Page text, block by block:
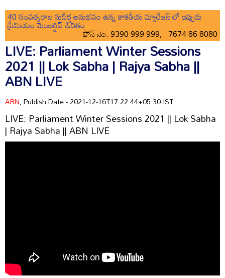
40 సంవత్సరాల సుదీర్ఘ అనుభవం ఉన్న కాకతీయ మ్యారేజస్ లో ఇప్పుడు
ప్రీమియం మెంబర్షిప్ ఉచితం
ఫోన్ నెం: 9390 999 999, 7674 86 8080
LIVE: Parliament Winter Sessions
2021 || Lok Sabha | Rajya Sabha ||
ABN LIVE
ABN, Publish Date - 2021-12-16T17:22:44+05:30 IST
LIVE: Parliament Winter Sessions 2021 || Lok Sabha
| Rajya Sabha || ABN LIVE